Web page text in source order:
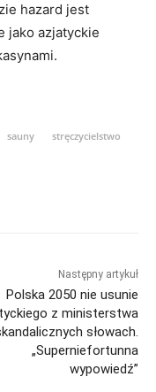
hazard jest
jako azjatyckie
sauny
stręczycielstwo
Następny artykuł
Polska 2050 nie usunie
z ministerstwa
słowach.
„Superniefortunna
wypowiedź”